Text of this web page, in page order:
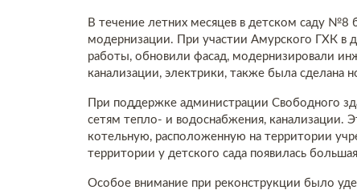
В течение летних месяцев в детском саду №8
модернизации. При участии Амурского ГХК в
работы, обновили фасад, модернизировали
канализации, электрики, также была сделана
При поддержке администрации Свободного
сетям тепло- и водоснабжения, канализации.
котельную, расположенную на территории
территории у детского сада появилась
Особое внимание при реконструкции было